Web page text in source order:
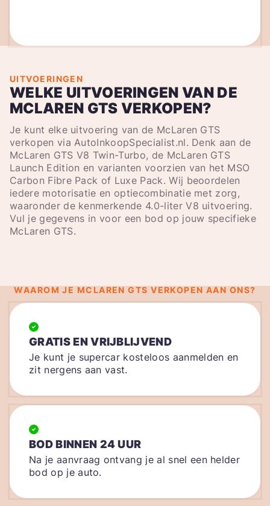
UITVOERINGEN
WELKE UITVOERINGEN VAN DE
MCLAREN GTS VERKOPEN?
Je kunt elke uitvoering van de McLaren GTS
verkopen via AutoInkoopSpecialist.nl. Denk aan de
McLaren GTS V8 Twin-Turbo, de McLaren GTS
Launch Edition en varianten voorzien van het MSO
Carbon Fibre Pack of Luxe Pack. Wij beoordelen
iedere motorisatie en optiecombinatie met zorg,
waaronder de kenmerkende 4.0-liter V8 uitvoering.
Vul je gegevens in voor een bod op jouw specifieke
McLaren GTS.
WAAROM JE MCLAREN GTS VERKOPEN AAN ONS?
GRATIS EN VRIJBLIJVEND
Je kunt je supercar kosteloos aanmelden en
zit nergens aan vast.
BOD BINNEN 24 UUR
Na je aanvraag ontvang je al snel een helder
bod op je auto.